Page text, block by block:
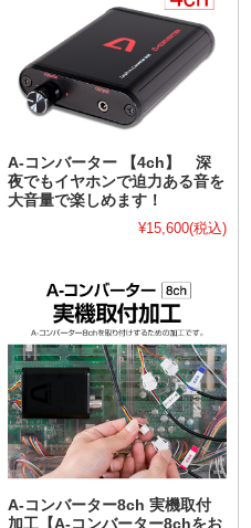
A-コンバーター 【4ch】 深
夜でもイヤホンで迫力ある音を
大音量で楽しめます！
¥15,600(税込)
A-コンバーター8ch 実機取付
加工【A-コンバーター8chをお